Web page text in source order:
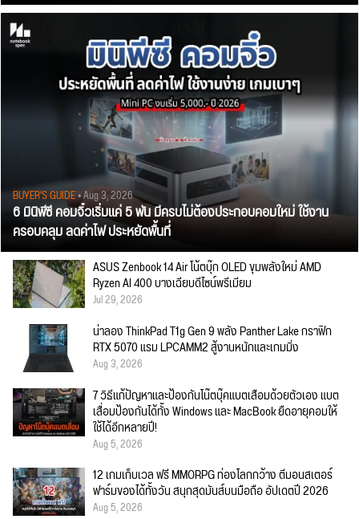
BUYER'S GUIDE• Aug 3, 2026
6 มินิพีซี คอมจิ๋วเริ่มแค่ 5 พัน มีครบไม่ต้องประกอบคอมใหม่ ใช้งาน
ครอบคลุม ลดค่าไฟ ประหยัดพื้นที่
ASUS Zenbook 14 Air โน้ตบุ๊ก OLED ขุมพลังใหม่ AMD
Ryzen AI 400 บางเฉียบดีไซน์พรีเมียม
Jul 29, 2026
น่าลอง ThinkPad T1g Gen 9 พลัง Panther Lake กราฟิก
RTX 5070 แรม LPCAMM2 สู้งานหนักและเกมมิ่ง
Aug 3, 2026
7 วิธีแก้ปัญหาและป้องกันโน๊ตบุ๊คแบตเสื่อมด้วยตัวเอง แบต
เสื่อมป้องกันได้ทั้ง Windows และ MacBook ยืดอายุคอมให้
ใช้ได้อีกหลายปี!
Aug 5, 2026
12 เกมเก็บเวล ฟรี MMORPG ท่องโลกกว้าง ตีมอนสเตอร์
ฟาร์มของได้ทั้งวัน สนุกสุดมันส์บนมือถือ อัปเดตปี 2026
Aug 5, 2026